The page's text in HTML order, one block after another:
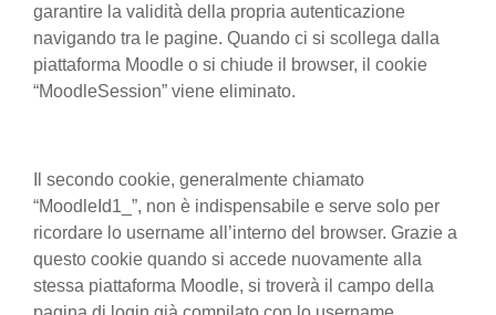
garantire la validità della propria autenticazione
navigando tra le pagine. Quando ci si scollega dalla
piattaforma Moodle o si chiude il browser, il cookie
“MoodleSession” viene eliminato.
Il secondo cookie, generalmente chiamato
“MoodleId1_”, non è indispensabile e serve solo per
ricordare lo username all’interno del browser. Grazie a
questo cookie quando si accede nuovamente alla
stessa piattaforma Moodle, si troverà il campo della